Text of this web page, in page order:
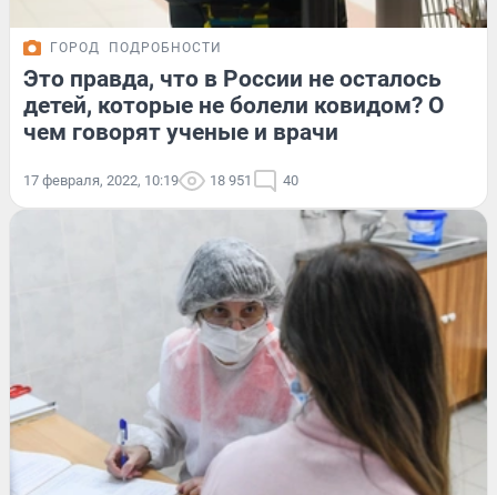
ГОРОД ПОДРОБНОСТИ
Это правда, что в России не осталось
детей, которые не болели ковидом? О
чем говорят ученые и врачи
17 февраля, 2022, 10:19 18 951 40